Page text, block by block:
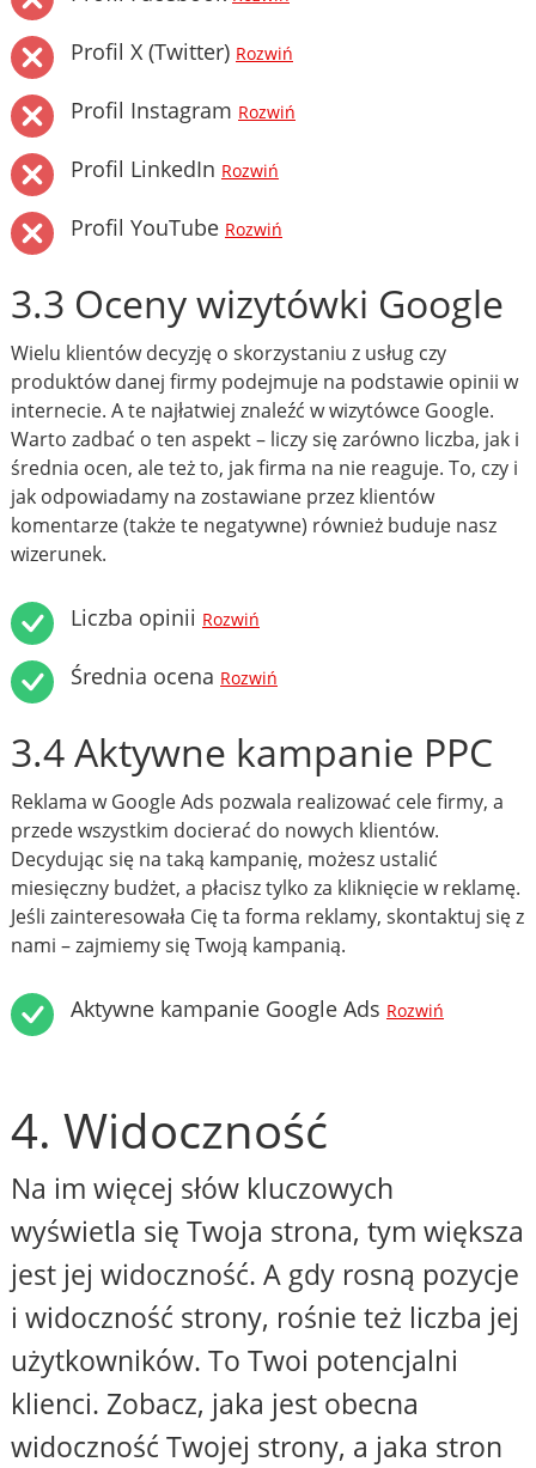
Profil X (Twitter) Rozwiń
Profil Instagram Rozwiń
Profil LinkedIn Rozwiń
Profil YouTube Rozwiń
3.3 Oceny wizytówki Google
Wielu klientów decyzję o skorzystaniu z usług czy
produktów danej firmy podejmuje na podstawie opinii w
internecie. A te najłatwiej znaleźć w wizytówce Google.
Warto zadbać o ten aspekt – liczy się zarówno liczba, jak i
średnia ocen, ale też to, jak firma na nie reaguje. To, czy i
jak odpowiadamy na zostawiane przez klientów
komentarze (także te negatywne) również buduje nasz
wizerunek.
Liczba opinii Rozwiń
Średnia ocena Rozwiń
3.4 Aktywne kampanie PPC
Reklama w Google Ads pozwala realizować cele firmy, a
przede wszystkim docierać do nowych klientów.
Decydując się na taką kampanię, możesz ustalić
miesięczny budżet, a płacisz tylko za kliknięcie w reklamę.
Jeśli zainteresowała Cię ta forma reklamy, skontaktuj się z
nami – zajmiemy się Twoją kampanią.
Aktywne kampanie Google Ads Rozwiń
4. Widoczność
Na im więcej słów kluczowych
wyświetla się Twoja strona, tym większa
jest jej widoczność. A gdy rosną pozycje
i widoczność strony, rośnie też liczba jej
użytkowników. To Twoi potencjalni
klienci. Zobacz, jaka jest obecna
widoczność Twojej strony, a jaka stron